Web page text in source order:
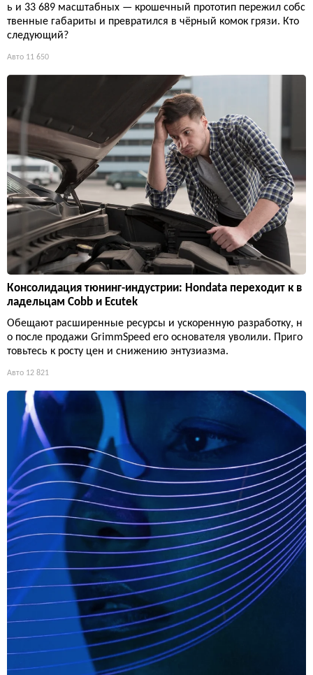
ь и 33 689 масштабных — крошечный прототип пережил собс
твенные габариты и превратился в чёрный комок грязи. Кто
следующий?
Авто 11 650
Консолидация тюнинг-индустрии: Hondata переходит к в
ладельцам Cobb и Ecutek
Обещают расширенные ресурсы и ускоренную разработку, н
о после продажи GrimmSpeed его основателя уволили. Приго
товьтесь к росту цен и снижению энтузиазма.
Авто 12 821